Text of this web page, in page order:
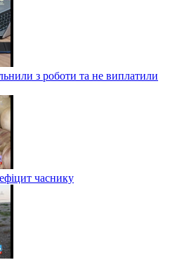
з роботи та не виплатили
часнику